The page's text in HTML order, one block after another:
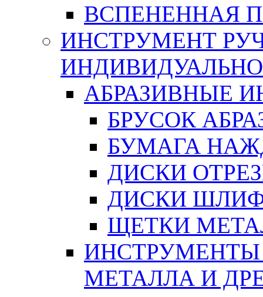
ВСПЕНЕННАЯ
ИНСТРУМЕНТ
АБРАЗИВНЫЕ
БРУСОК
БУМАГА
ДИСКИ
ДИСКИ
ЩЕТКИ
ИНСТРУМЕНТЫ
МЕТАЛЛА И